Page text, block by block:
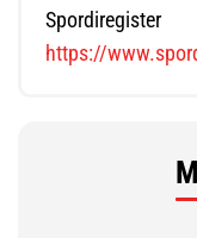
Spordiregister
https://